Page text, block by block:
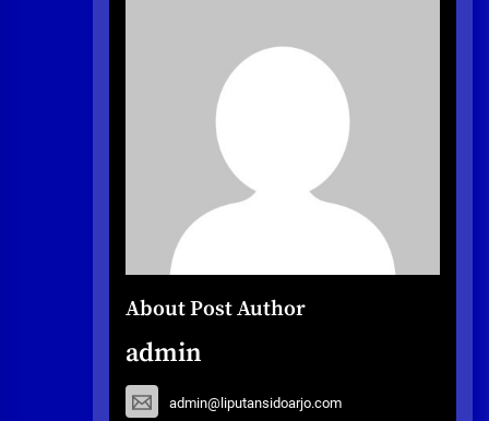
About Post Author
admin
admin@liputansidoarjo.com